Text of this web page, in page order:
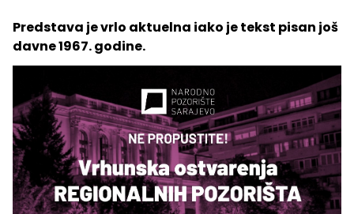
Predstava je vrlo aktuelna iako je tekst pisan još
davne 1967. godine.